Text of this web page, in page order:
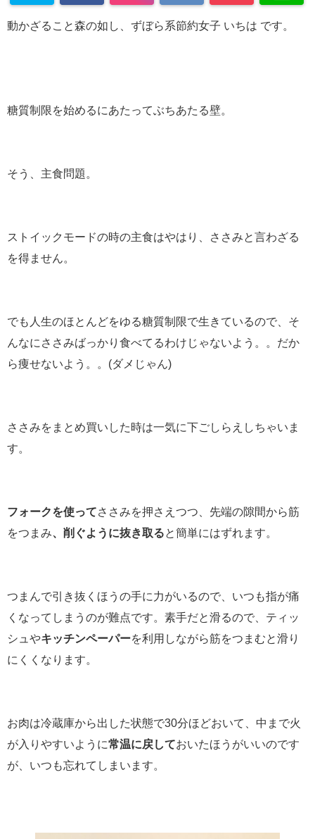
動かざること森の如し、ずぼら系節約女子 いちは です。
糖質制限を始めるにあたってぶちあたる壁。
そう、主食問題。
ストイックモードの時の主食はやはり、ささみと言わざる
を得ません。
でも人生のほとんどをゆる糖質制限で生きているので、そ
んなにささみばっかり食べてるわけじゃないよう。。だか
ら痩せないよう。。(ダメじゃん)
ささみをまとめ買いした時は一気に下ごしらえしちゃいま
す。
フォークを使ってささみを押さえつつ、先端の隙間から筋
をつまみ、削ぐように抜き取ると簡単にはずれます。
つまんで引き抜くほうの手に力がいるので、いつも指が痛
くなってしまうのが難点です。素手だと滑るので、ティッ
シュやキッチンペーパーを利用しながら筋をつまむと滑り
にくくなります。
お肉は冷蔵庫から出した状態で30分ほどおいて、中まで火
が入りやすいように常温に戻しておいたほうがいいのです
が、いつも忘れてしまいます。